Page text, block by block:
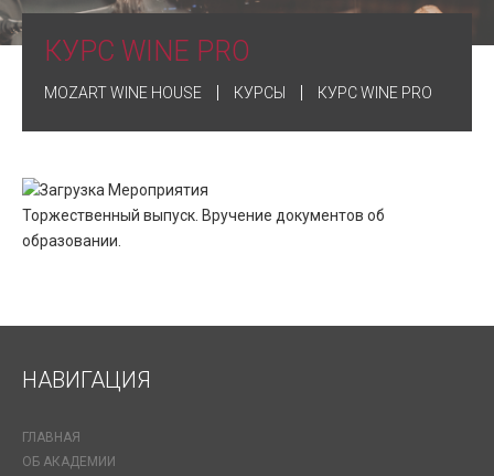
КУРС WINE PRO
MOZART WINE HOUSE КУРСЫ КУРС WINE PRO
Торжественный выпуск. Вручение документов об
образовании.
НАВИГАЦИЯ
ГЛАВНАЯ
ОБ АКАДЕМИИ